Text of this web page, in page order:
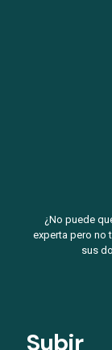
¿No puede
experta pero no
sus
Subir